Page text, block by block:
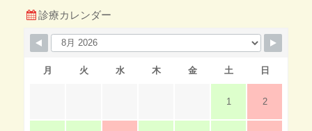
診療カレンダー
月 火 水 木 金 土 日
1 2